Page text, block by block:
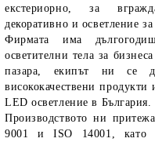
екстериорно, за
декоративно и осветление
Фирмата има
осветителни тела за
пазара, екипът ни се
висококачествени
LED осветление в България.
Производството ни
9001 и ISO 14001, като